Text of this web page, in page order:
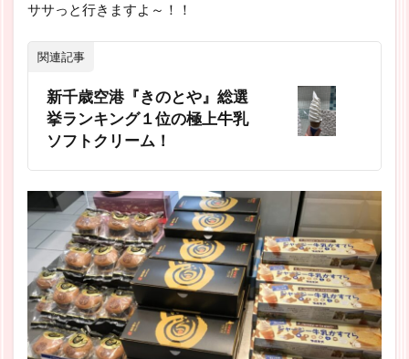
ササっと行きますよ～！！
関連記事
新千歳空港『きのとや』総選
挙ランキング１位の極上牛乳
ソフトクリーム！